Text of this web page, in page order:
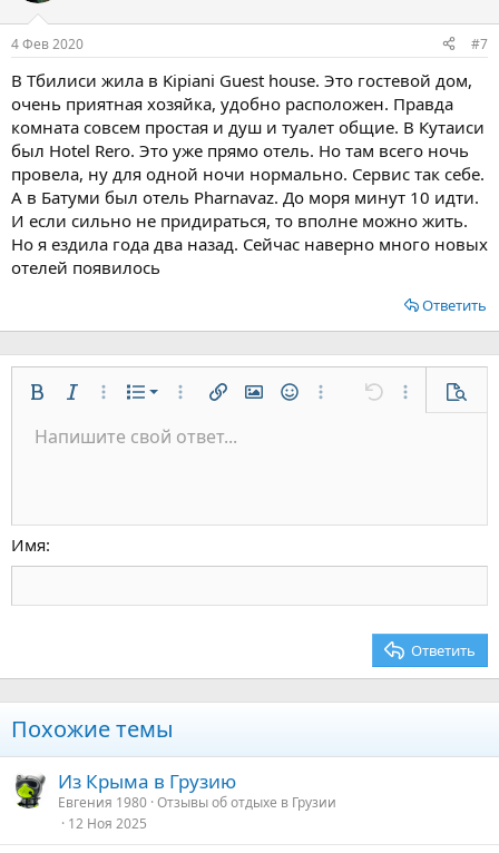
4 Фев 2020 #7
В Тбилиси жила в Kipiani Guest house. Это гостевой дом,
очень приятная хозяйка, удобно расположен. Правда
комната совсем простая и душ и туалет общие. В Кутаиси
был Hotel Rero. Это уже прямо отель. Но там всего ночь
провела, ну для одной ночи нормально. Сервис так себе.
А в Батуми был отель Pharnavaz. До моря минут 10 идти.
И если сильно не придираться, то вполне можно жить.
Но я ездила года два назад. Сейчас наверно много новых
отелей появилось
Ответить
ЖирныйКурсивДополнительно...
СписокНумерованный список
Маркированный список
Дополнительно...
Вставить ссылку
Вставить изображение
СмайлыДополнительно...
Отменить
Размер шрифта
9
18
22
Цвет текста
Шрифт Arial
Tahoma
Times New Roman
Зачёркнутый
Подчёркнутый
Однострочный код
ВыравниваниеПо левому краю
Формат параграфа
Обычный
Заголовок 2
Заголовок 3
ЦитатаМедиаВставить таблицу
Вставить горизонтальную линию
Спойлер
Код
Повторить
Переключить режим работы редактора
Удалить форматирование
ЧерновикиСохранить черновик
Напишите свой ответ...
Имя
Ответить
Похожие темы
Из Крыма в Грузию
Евгения 1980 Отзывы об отдыхе в Грузии
12 Ноя 2025